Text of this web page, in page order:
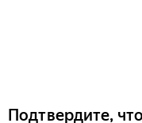
Подтвердите,